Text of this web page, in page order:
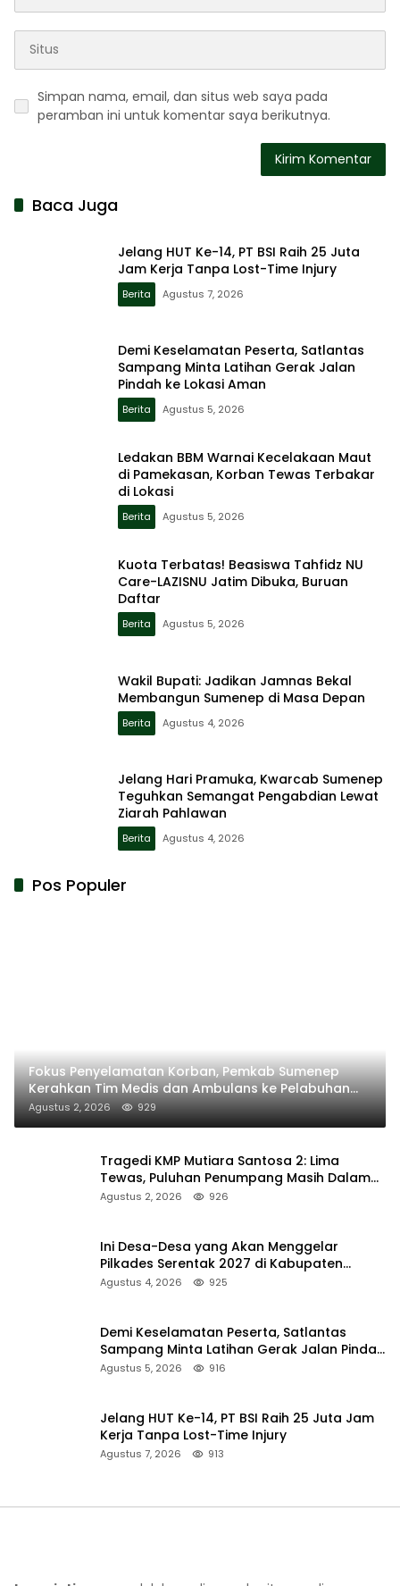
Simpan nama, email, dan situs web saya pada
peramban ini untuk komentar saya berikutnya.
Baca Juga
Jelang HUT Ke-14, PT BSI Raih 25 Juta
Jam Kerja Tanpa Lost-Time Injury
Berita Agustus 7, 2026
Demi Keselamatan Peserta, Satlantas
Sampang Minta Latihan Gerak Jalan
Pindah ke Lokasi Aman
Berita Agustus 5, 2026
Ledakan BBM Warnai Kecelakaan Maut
di Pamekasan, Korban Tewas Terbakar
di Lokasi
Berita Agustus 5, 2026
Kuota Terbatas! Beasiswa Tahfidz NU
Care-LAZISNU Jatim Dibuka, Buruan
Daftar
Berita Agustus 5, 2026
Wakil Bupati: Jadikan Jamnas Bekal
Membangun Sumenep di Masa Depan
Berita Agustus 4, 2026
Jelang Hari Pramuka, Kwarcab Sumenep
Teguhkan Semangat Pengabdian Lewat
Ziarah Pahlawan
Berita Agustus 4, 2026
Pos Populer
Fokus Penyelamatan Korban, Pemkab Sumenep
Kerahkan Tim Medis dan Ambulans ke Pelabuhan
Kalianget
Agustus 2, 2026 929
Tragedi KMP Mutiara Santosa 2: Lima
Tewas, Puluhan Penumpang Masih Dalam
Pencarian
Agustus 2, 2026 926
Ini Desa-Desa yang Akan Menggelar
Pilkades Serentak 2027 di Kabupaten
Sumenep
Agustus 4, 2026 925
Demi Keselamatan Peserta, Satlantas
Sampang Minta Latihan Gerak Jalan Pindah
ke Lokasi Aman
Agustus 5, 2026 916
Jelang HUT Ke-14, PT BSI Raih 25 Juta Jam
Kerja Tanpa Lost-Time Injury
Agustus 7, 2026 913